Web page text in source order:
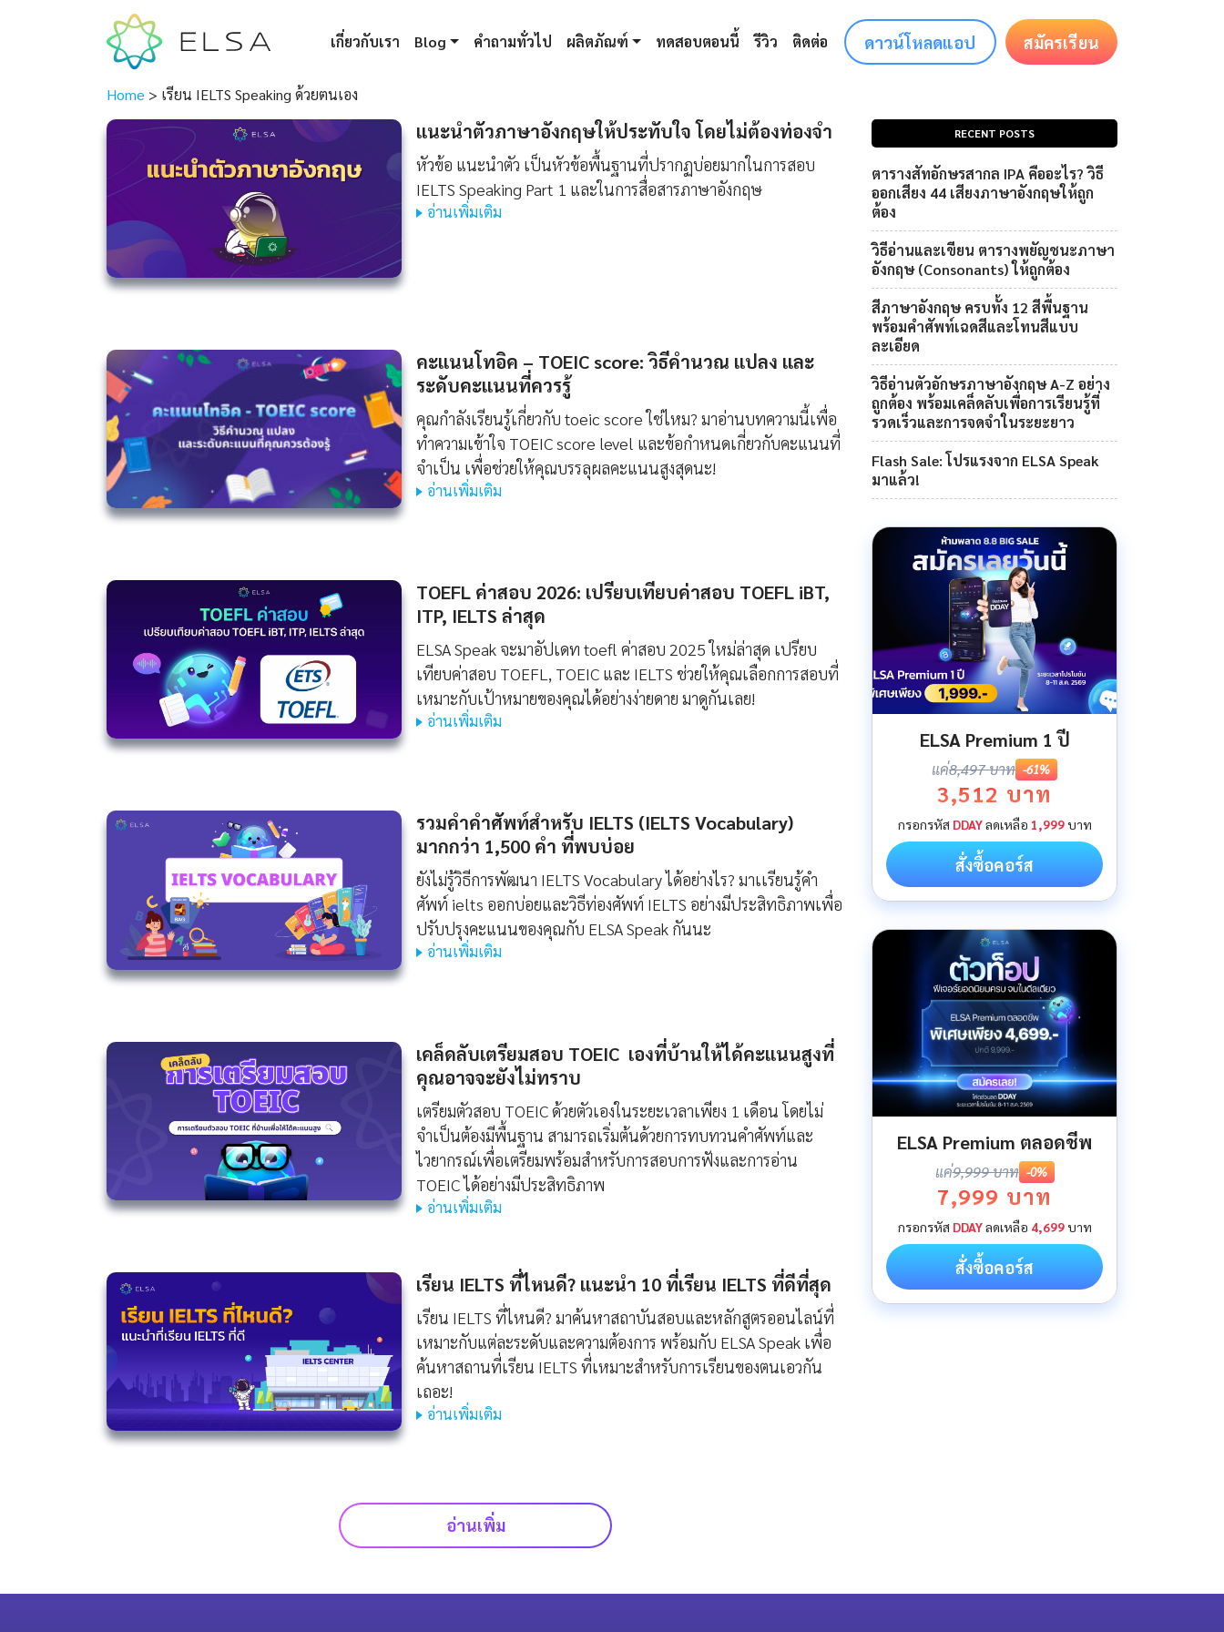
เกี่ยวกับเรา Blog คำถามทั่วไป ผลิตภัณฑ์ ทดสอบตอนนี้ รีวิว ติดต่อ ดาวน์โหลดแอป สมัครเรียน
Home > เรียน IELTS Speaking ด้วยตนเอง
แนะนําตัวภาษาอังกฤษให้ประทับใจ โดยไม่ต้องท่องจำ
หัวข้อ แนะนำตัว เป็นหัวข้อพื้นฐานที่ปรากฏบ่อยมากในการสอบ
IELTS Speaking Part 1 และในการสื่อสารภาษาอังกฤษ
อ่านเพิ่มเติม
คะแนนโทอิค – TOEIC score: วิธีคำนวณ แปลง และ
ระดับคะแนนที่ควรรู้
คุณกำลังเรียนรู้เกี่ยวกับ toeic score ใช่ไหม? มาอ่านบทความนี้เพื่อ
ทำความเข้าใจ TOEIC score level และข้อกำหนดเกี่ยวกับคะแนนที่
จำเป็น เพื่อช่วยให้คุณบรรลุผลคะแนนสูงสุดนะ!
อ่านเพิ่มเติม
TOEFL ค่าสอบ 2026: เปรียบเทียบค่าสอบ TOEFL iBT,
ITP, IELTS ล่าสุด
ELSA Speak จะมาอัปเดท toefl ค่าสอบ 2025 ใหม่ล่าสุด เปรียบ
เทียบค่าสอบ TOEFL, TOEIC และ IELTS ช่วยให้คุณเลือกการสอบที่
เหมาะกับเป้าหมายของคุณได้อย่างง่ายดาย มาดูกันเลย!
อ่านเพิ่มเติม
รวมคำคำศัพท์สำหรับ IELTS (IELTS Vocabulary)
มากกว่า 1,500 คํา ที่พบบ่อย
ยังไม่รู้วิธีการพัฒนา IELTS Vocabulary ได้อย่างไร? มาเเรียนรู้คํา
ศัพท์ ielts ออกบ่อยและวิธีท่องศัพท์ IELTS อย่างมีประสิทธิภาพเพื่อ
ปรับปรุงคะแนนของคุณกับ ELSA Speak กันนะ
อ่านเพิ่มเติม
เคล็ดลับเตรียมสอบ TOEIC เองที่บ้านให้ได้คะแนนสูงที่
คุณอาจจะยังไม่ทราบ
เตรียมตัวสอบ TOEIC ด้วยตัวเองในระยะเวลาเพียง 1 เดือน โดยไม่
จำเป็นต้องมีพื้นฐาน สามารถเริ่มต้นด้วยการทบทวนคำศัพท์และ
ไวยากรณ์เพื่อเตรียมพร้อมสำหรับการสอบการฟังและการอ่าน
TOEIC ได้อย่างมีประสิทธิภาพ
อ่านเพิ่มเติม
เรียน IELTS ที่ไหนดี? แนะนำ 10 ที่เรียน IELTS ที่ดีที่สุด
เรียน IELTS ที่ไหนดี? มาค้นหาสถาบันสอบและหลักสูตรออนไลน์ที่
เหมาะกับแต่ละระดับและความต้องการ พร้อมกับ ELSA Speak เพื่อ
ค้นหาสถานที่เรียน IELTS ที่เหมาะสำหรับการเรียนของตนเอวกัน
เถอะ!
อ่านเพิ่มเติม
อ่านเพิ่ม
RECENT POSTS
ตารางสัทอักษรสากล IPA คืออะไร? วิธี
ออกเสียง 44 เสียงภาษาอังกฤษให้ถูก
ต้อง
วิธีอ่านและเขียน ตารางพยัญชนะภาษา
อังกฤษ (Consonants) ให้ถูกต้อง
สีภาษาอังกฤษ ครบทั้ง 12 สีพื้นฐาน
พร้อมคำศัพท์เฉดสีและโทนสีแบบ
ละเอียด
วิธีอ่านตัวอักษรภาษาอังกฤษ A-Z อย่าง
ถูกต้อง พร้อมเคล็ดลับเพื่อการเรียนรู้ที่
รวดเร็วและการจดจำในระยะยาว
Flash Sale: โปรแรงจาก ELSA Speak
มาแล้ว!
ELSA Premium 1 ปี
แค่8,497 บาท -61%
3,512 บาท
กรอกรหัส DDAYลดเหลือ 1,999บาท
สั่งซื้อคอร์ส
ELSA Premium ตลอดชีพ
แค่9,999 บาท -0%
7,999 บาท
กรอกรหัส DDAYลดเหลือ 4,699บาท
สั่งซื้อคอร์ส